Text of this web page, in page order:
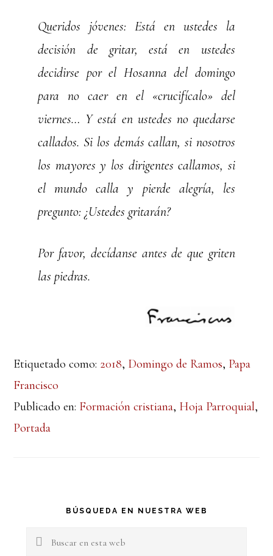
Queridos jóvenes: Está en ustedes la
decisión de gritar, está en ustedes
decidirse por el Hosanna del domingo
para no caer en el «crucifícalo» del
viernes… Y está en ustedes no quedarse
callados. Si los demás callan, si nosotros
los mayores y los dirigentes callamos, si
el mundo calla y pierde alegría, les
pregunto: ¿Ustedes gritarán?
Por favor, decídanse antes de que griten
las piedras.
Etiquetado como: 2018, Domingo de Ramos, Papa
Francisco
Publicado en: Formación cristiana, Hoja Parroquial,
Portada
Barra
lateral
BÚSQUEDA EN NUESTRA WEB
Buscar